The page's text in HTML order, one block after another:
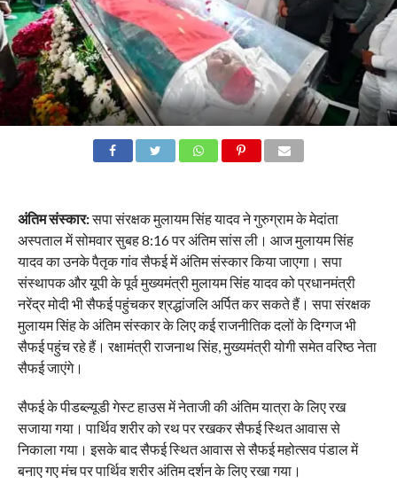
अंतिम संस्कार:सपा संरक्षक मुलायम सिंह यादव ने गुरुग्राम के मेदांता
अस्पताल में सोमवार सुबह 8:16 पर अंतिम सांस ली। आज मुलायम सिंह
यादव का उनके पैतृक गांव सैफई में अंतिम संस्कार किया जाएगा। सपा
संस्थापक और यूपी के पूर्व मुख्यमंत्री मुलायम सिंह यादव को प्रधानमंत्री
नरेंद्र मोदी भी सैफई पहुंचकर श्रद्धांजलि अर्पित कर सकते हैं। सपा संरक्षक
मुलायम सिंह के अंतिम संस्कार के लिए कई राजनीतिक दलों के दिग्गज भी
सैफई पहुंच रहे हैं। रक्षामंत्री राजनाथ सिंह, मुख्यमंत्री योगी समेत वरिष्ठ नेता
सैफई जाएंगे।
सैफई के पीडब्ल्यूडी गेस्ट हाउस में नेताजी की अंतिम यात्रा के लिए रख
सजाया गया। पार्थिव शरीर को रथ पर रखकर सैफई स्थित आवास से
निकाला गया। इसके बाद सैफई स्थित आवास से सैफई महोत्सव पंडाल में
बनाए गए मंच पर पार्थिव शरीर अंतिम दर्शन के लिए रखा गया।